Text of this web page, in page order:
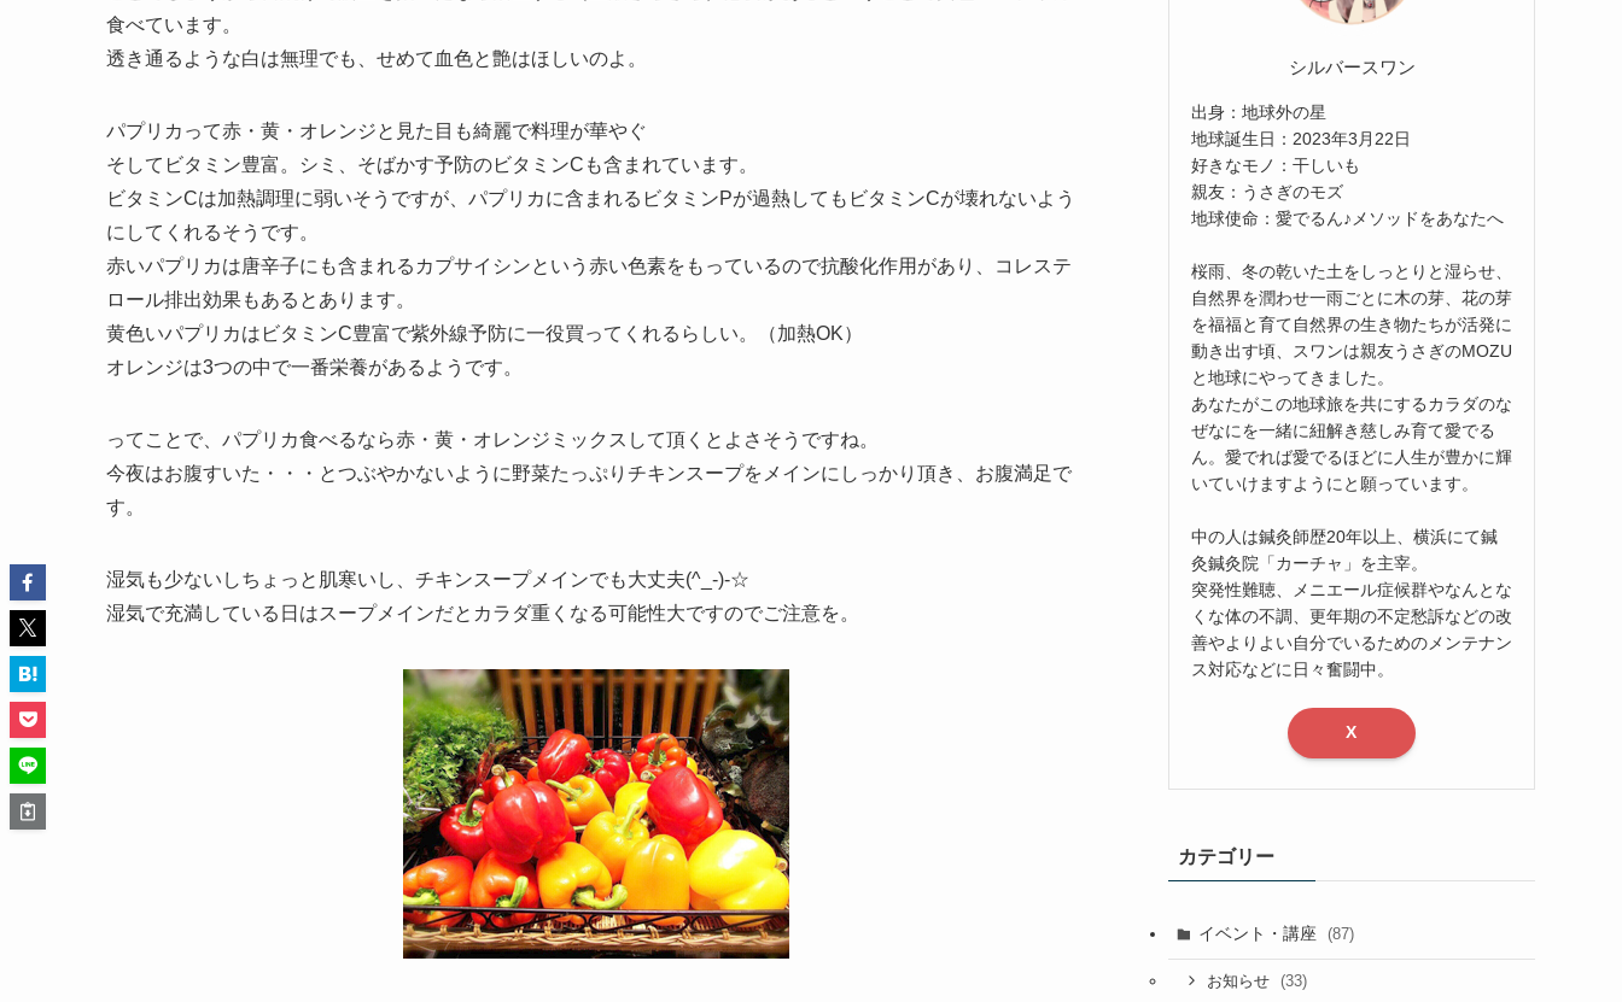
食べています。
透き通るような白は無理でも、せめて血色と艶はほしいのよ。
パプリカって赤・黄・オレンジと見た目も綺麗で料理が華やぐ
そしてビタミン豊富。シミ、そばかす予防のビタミンCも含まれています。
ビタミンCは加熱調理に弱いそうですが、パプリカに含まれるビタミンPが過熱してもビタミンCが壊れないよう
にしてくれるそうです。
赤いパプリカは唐辛子にも含まれるカプサイシンという赤い色素をもっているので抗酸化作用があり、コレステ
ロール排出効果もあるとあります。
黄色いパプリカはビタミンC豊富で紫外線予防に一役買ってくれるらしい。（加熱OK）
オレンジは3つの中で一番栄養があるようです。
ってことで、パプリカ食べるなら赤・黄・オレンジミックスして頂くとよさそうですね。
今夜はお腹すいた・・・とつぶやかないように野菜たっぷりチキンスープをメインにしっかり頂き、お腹満足で
す。
湿気も少ないしちょっと肌寒いし、チキンスープメインでも大丈夫(^_-)-☆
湿気で充満している日はスープメインだとカラダ重くなる可能性大ですのでご注意を。
シルバースワン
出身：地球外の星
地球誕生日：2023年3月22日
好きなモノ：干しいも
親友：うさぎのモズ
地球使命：愛でるん♪メソッドをあなたへ
桜雨、冬の乾いた土をしっとりと湿らせ、
自然界を潤わせ一雨ごとに木の芽、花の芽
を福福と育て自然界の生き物たちが活発に
動き出す頃、スワンは親友うさぎのMOZU
と地球にやってきました。
あなたがこの地球旅を共にするカラダのな
ぜなにを一緒に紐解き慈しみ育て愛でる
ん。愛でれば愛でるほどに人生が豊かに輝
いていけますようにと願っています。
中の人は鍼灸師歴20年以上、横浜にて鍼
灸鍼灸院「カーチャ」を主宰。
突発性難聴、メニエール症候群やなんとな
くな体の不調、更年期の不定愁訴などの改
善やよりよい自分でいるためのメンテナン
ス対応などに日々奮闘中。
X
カテゴリー
イベント・講座 (87)
お知らせ (33)